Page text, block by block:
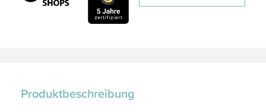
Produktbeschreibung